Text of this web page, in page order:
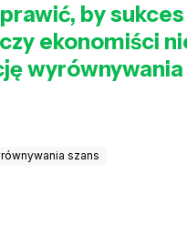
by
ekonomiści
wyrównywania
szans